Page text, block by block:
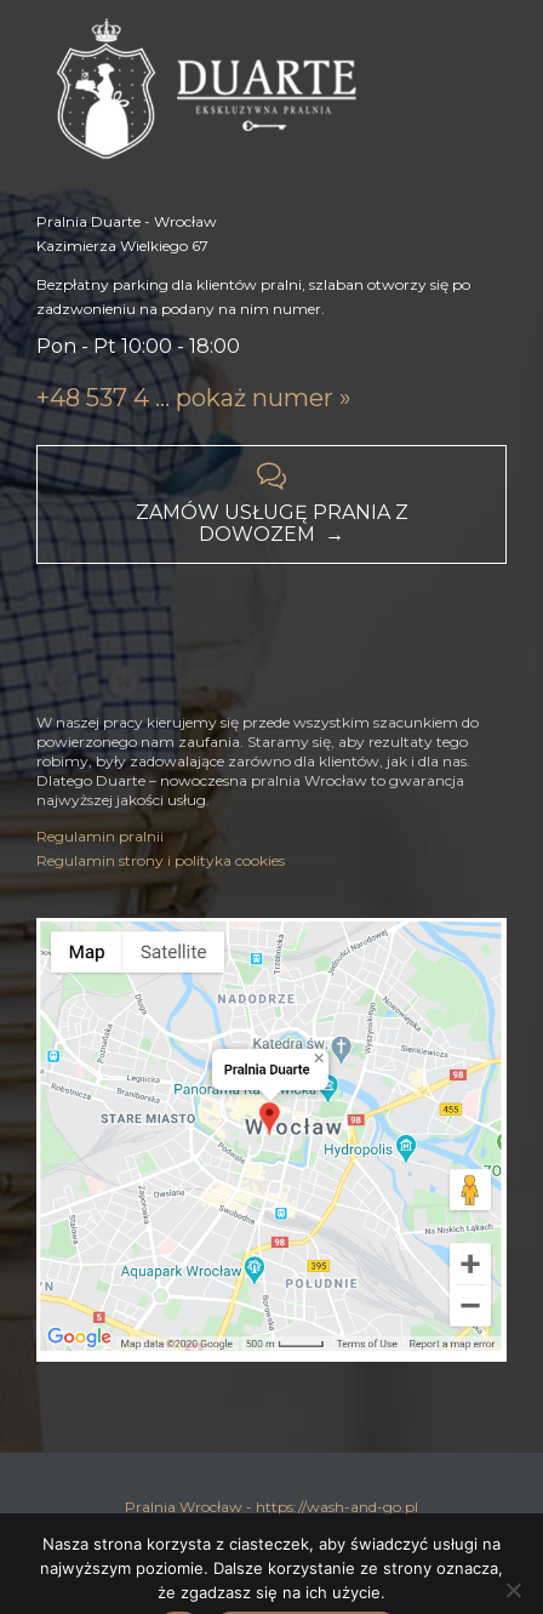
Pralnia Duarte - Wrocław
Kazimierza Wielkiego 67
Bezpłatny parking dla klientów pralni, szlaban otworzy się po
zadzwonieniu na podany na nim numer.
Pon - Pt 10:00 - 18:00
+48 537 4 ... pokaż numer »

ZAMÓW USŁUGĘ PRANIA Z
DOWOZEM →
W naszej pracy kierujemy się przede wszystkim szacunkiem do
powierzonego nam zaufania. Staramy się, aby rezultaty tego
robimy, były zadowalające zarówno dla klientów, jak i dla nas.
Dlatego Duarte – nowoczesna pralnia Wrocław to gwarancja
najwyższej jakości usług.
Regulamin pralnii
Regulamin strony i polityka cookies
Pralnia Wrocław - https://wash-and-go.pl
Nasza strona korzysta z ciasteczek, aby świadczyć usługi na
najwyższym poziomie. Dalsze korzystanie ze strony oznacza,
że zgadzasz się na ich użycie.